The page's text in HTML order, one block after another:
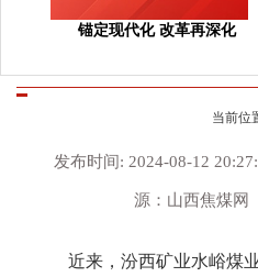
锚定现代化 改革再深化
当前位
发布时间: 2024-08-12
源：山西焦煤
近来，汾西矿业水峪煤